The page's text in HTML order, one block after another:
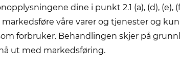
dine i punkt 2.1 (a), (d), (e),
våre varer og tjenester og
forbruker. Behandlingen skjer på
ut med markedsføring.